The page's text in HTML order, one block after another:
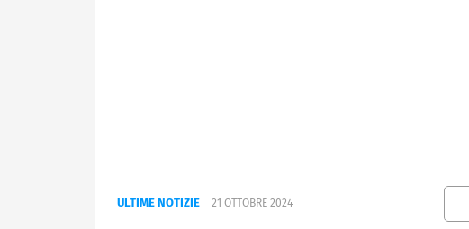
ULTIME NOTIZIE 21 OTTOBRE 2024